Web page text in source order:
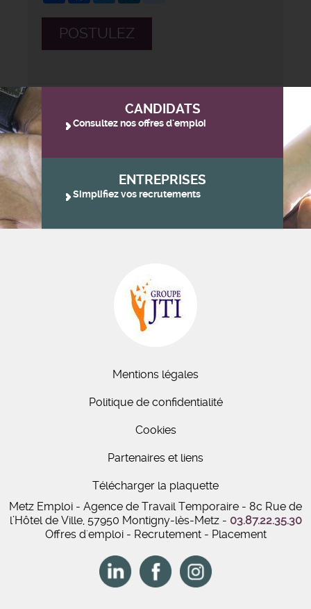
POSTULEZ
CANDIDATS
Consultez nos offres d'emploi
ENTREPRISES
Simplifiez vos recrutements
Mentions légales
Politique de confidentialité
Cookies
Partenaires et liens
Télécharger la plaquette
Metz Emploi - Agence de Travail Temporaire - 8c Rue de
l’Hôtel de Ville, 57950 Montigny-lès-Metz - 03.87.22.35.30
Offres d'emploi - Recrutement - Placement